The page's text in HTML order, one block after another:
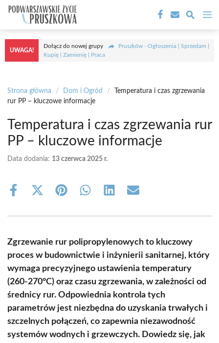
Przejdź
treści
UWAGA!
Dołącz do nowej grupy
Pruszków - Ogłoszenia | Sprzedam |
Kupię | Zamienię | Praca
Strona główna / Dom i Ogród /
Temperatura i czas zgrzewania
rur PP – kluczowe informacje
Temperatura i czas zgrzewania rur
PP – kluczowe informacje
Data dodania: 13 czerwca 2025 r.
Share
Share
(Twitter)
Share Share Share Share
Zgrzewanie rur polipropylenowych to kluczowy
proces w budownictwie i inżynierii sanitarnej, który
wymaga precyzyjnego ustawienia temperatury
(260-270°C) oraz czasu zgrzewania, w zależności od
średnicy rur. Odpowiednia kontrola tych
parametrów jest niezbędna do uzyskania trwałych i
szczelnych połączeń, co zapewnia niezawodność
systemów wodnych i grzewczych. Dowiedz się, jak